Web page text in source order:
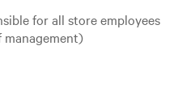
for all store employees
management)